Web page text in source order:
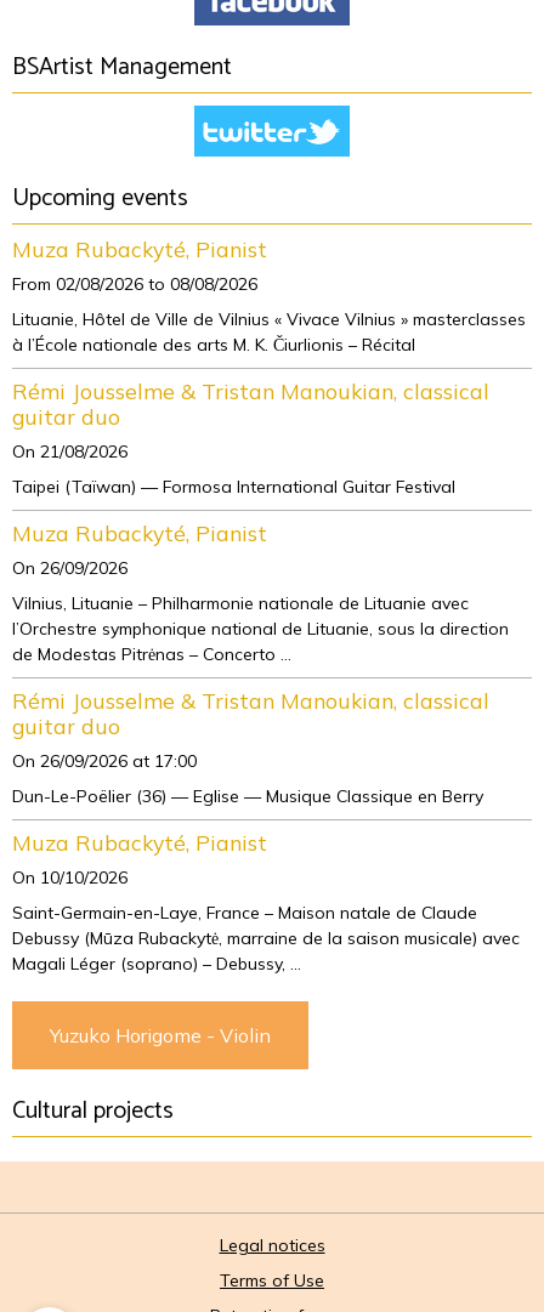
BSArtist Management
Upcoming events
Muza Rubackyté, Pianist
From 02/08/2026 to 08/08/2026
Lituanie, Hôtel de Ville de Vilnius « Vivace Vilnius » masterclasses
à l’École nationale des arts M. K. Čiurlionis – Récital
Rémi Jousselme & Tristan Manoukian, classical
guitar duo
On 21/08/2026
Taipei (Taïwan) — Formosa International Guitar Festival
Muza Rubackyté, Pianist
On 26/09/2026
Vilnius, Lituanie – Philharmonie nationale de Lituanie avec
l’Orchestre symphonique national de Lituanie, sous la direction
de Modestas Pitrėnas – Concerto ...
Rémi Jousselme & Tristan Manoukian, classical
guitar duo
On 26/09/2026 at 17:00
Dun-Le-Poëlier (36) — Eglise — Musique Classique en Berry
Muza Rubackyté, Pianist
On 10/10/2026
Saint-Germain-en-Laye, France – Maison natale de Claude
Debussy (Mūza Rubackytė, marraine de la saison musicale) avec
Magali Léger (soprano) – Debussy, ...
Yuzuko Horigome - Violin
Cultural projects
Legal notices
Terms of Use